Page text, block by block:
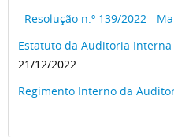
Resolução n.º 139/2022 -
Estatuto da Auditoria Interna
21/12/2022
Regimento Interno da